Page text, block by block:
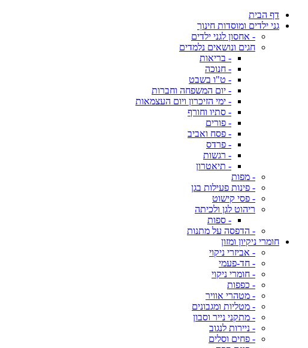
דף הבית
גני ילדים ומוסדות חינוך
- אחסון לגני ילדים
חגים ונושאים נלמדים
- בריאות
- חנוכה
- ט"ו בשבט
- יום המשפחה וחברות
- ימי הזיכרון ויום העצמאות
- סתיו וחורף
- פורים
- פסח ואביב
- פרדס
- רגשות
- תיאטרון
- מפות
- פינות פעילות בגן
- פסי קישוט
ריהוט לגן ולכיתה
- ספות
- הדפסה על מתנות
חומרי ניקיון ומזון
- אביזרי ניקוי
- חד-פעמי
- חומרי ניקוי
- כפפות
- מטהרי אוויר
- מטליות ומגבונים
- מתקני נייר וסבון
- ניירות לנגוב
- פחים וסלים